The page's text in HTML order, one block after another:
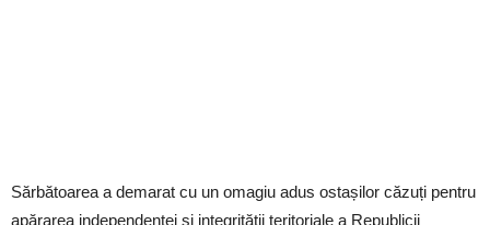
Sărbătoarea a demarat cu un omagiu adus ostașilor căzuți pentru
apărarea independenței și integrității teritoriale a Republicii